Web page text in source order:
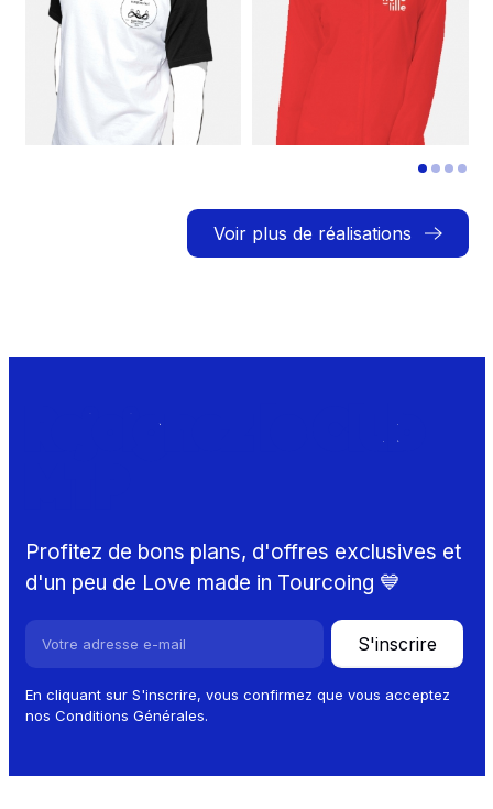
Voir plus de réalisations
Rejoignez le Club
Profitez de bons plans, d'offres exclusives et
d'un peu de Love made in Tourcoing 💙
S'inscrire
En cliquant sur S'inscrire, vous confirmez que vous acceptez
nos Conditions Générales.